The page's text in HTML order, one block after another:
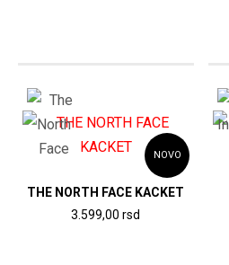
NOVO
THE NORTH FACE KACKET
3.599,00rsd